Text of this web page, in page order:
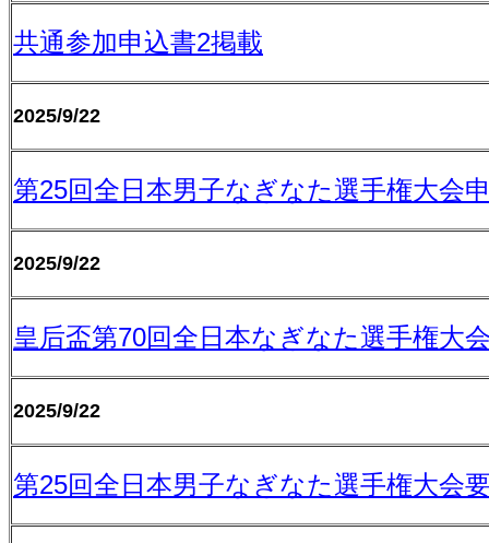
共通参加申込書2掲載
2025/9/22
第25回全日本男子なぎなた選手権大会
2025/9/22
皇后盃第70回全日本なぎなた選手権大
2025/9/22
第25回全日本男子なぎなた選手権大会